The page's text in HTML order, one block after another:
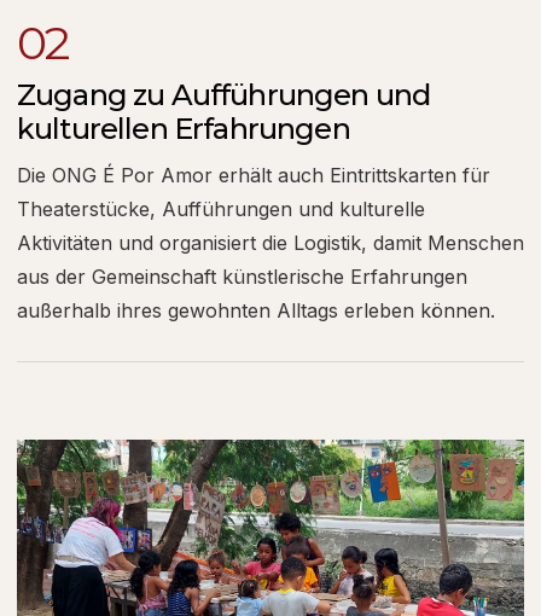
02
Zugang zu Aufführungen und
kulturellen Erfahrungen
Die ONG É Por Amor erhält auch Eintrittskarten für
Theaterstücke, Aufführungen und kulturelle
Aktivitäten und organisiert die Logistik, damit Menschen
aus der Gemeinschaft künstlerische Erfahrungen
außerhalb ihres gewohnten Alltags erleben können.